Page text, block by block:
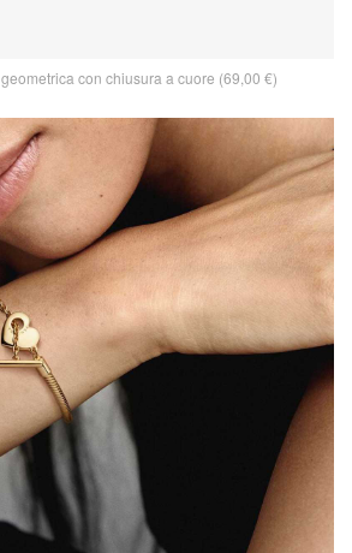
con chiusura a cuore (69,00 €)